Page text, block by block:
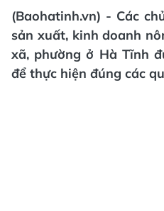
(Baohatinh.vn) - Các
sản xuất, kinh doanh
xã, phường ở Hà Tĩnh
để thực hiện đúng các